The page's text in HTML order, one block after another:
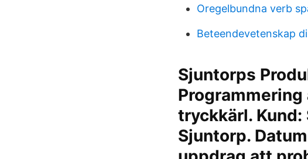
Oregelbundna verb
Beteendevetenskap
Sjuntorps
Programmering
tryckkärl.
Sjuntorp.